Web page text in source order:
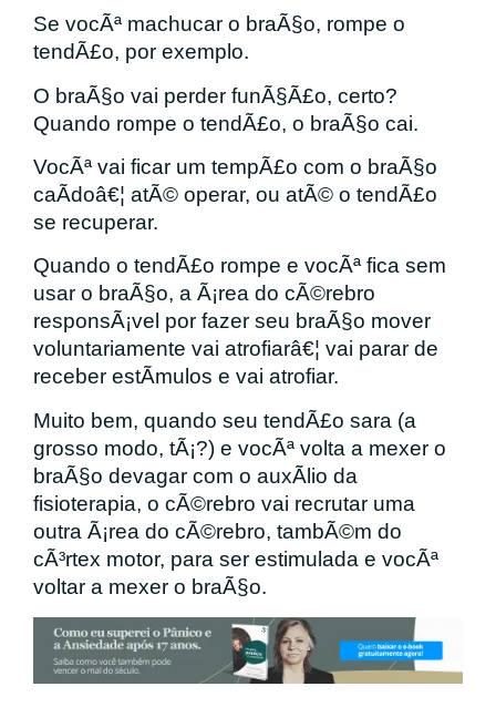
Se vocÃª machucar o braÃ§o, rompe o
tendÃ£o, por exemplo.
O braÃ§o vai perder funÃ§Ã£o, certo?
Quando rompe o tendÃ£o, o braÃ§o cai.
VocÃª vai ficar um tempÃ£o com o braÃ§o
caÃ­doâ€¦ atÃ© operar, ou atÃ© o tendÃ£o
se recuperar.
Quando o tendÃ£o rompe e vocÃª fica sem
usar o braÃ§o, a Ã¡rea do cÃ©rebro
responsÃ¡vel por fazer seu braÃ§o mover
voluntariamente vai atrofiarâ€¦ vai parar de
receber estÃ­mulos e vai atrofiar.
Muito bem, quando seu tendÃ£o sara (a
grosso modo, tÃ¡?) e vocÃª volta a mexer o
braÃ§o devagar com o auxÃ­lio da
fisioterapia, o cÃ©rebro vai recrutar uma
outra Ã¡rea do cÃ©rebro, tambÃ©m do
cÃ³rtex motor, para ser estimulada e vocÃª
voltar a mexer o braÃ§o.